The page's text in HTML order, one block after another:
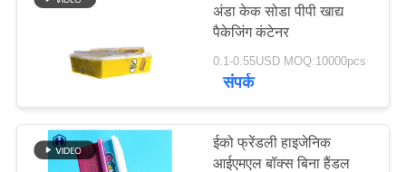
साइटमैप
अंडा केक सोडा पीपी खाद्य
पैकेजिंग कंटेनर
0.1-0.55USD MOQ:10000pcs
संपर्क
ईको फ्रेंडली हाइजेनिक
आईएमएल बॉक्स बिना हैंडल